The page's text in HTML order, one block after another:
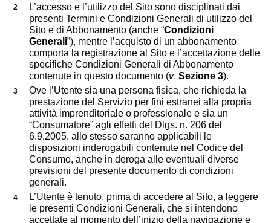
L’accesso e l’utilizzo del Sito sono disciplinati dai
presenti Termini e Condizioni Generali di utilizzo del
Sito e di Abbonamento (anche “Condizioni
Generali”), mentre l’acquisto di un abbonamento
comporta la registrazione al Sito e l’accettazione delle
specifiche Condizioni Generali di Abbonamento
contenute in questo documento (v.Sezione 3).
Ove l’Utente sia una persona fisica, che richieda la
prestazione del Servizio per fini estranei alla propria
attività imprenditoriale o professionale e sia un
“Consumatore” agli effetti del Dlgs. n. 206 del
6.9.2005, allo stesso saranno applicabili le
disposizioni inderogabili contenute nel Codice del
Consumo, anche in deroga alle eventuali diverse
previsioni del presente documento di condizioni
generali.
L’Utente è tenuto, prima di accedere al Sito, a leggere
le presenti Condizioni Generali, che si intendono
accettate al momento dell’inizio della navigazione e